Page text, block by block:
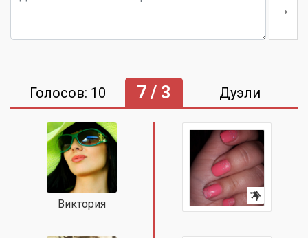
Голосов: 10 7 / 3 Дуэли
Виктория